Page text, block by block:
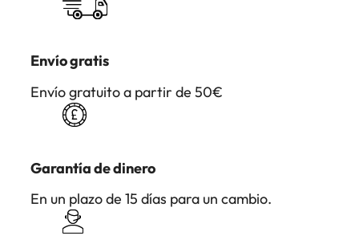
Envío gratis
Envío gratuito a partir de 50€
Garantía de dinero
En un plazo de 15 días para un cambio.